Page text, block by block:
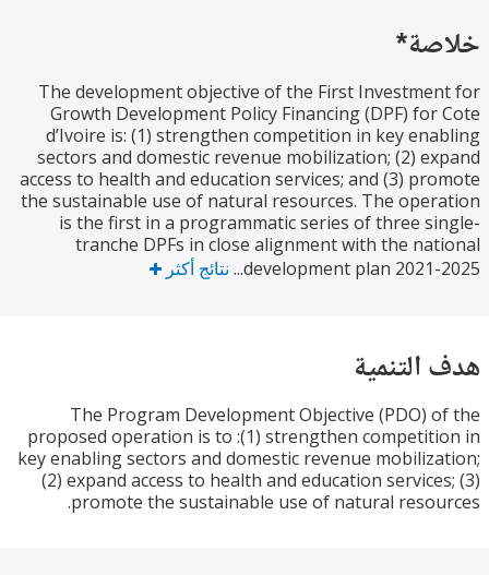
The development objective of the First
Growth Development Policy Financing (DPF)
d’Ivoire is: (1) strengthen competition in key
sectors and domestic revenue mobilization; (2)
access to health and education services; and (3)
the sustainable use of natural resources. The
is the first in a programmatic series of three
tranche DPFs in close alignment with the
development plan 2021-
نتائج أكثر
The Program Development Objective (PDO)
proposed operation is to :(1) strengthen
key enabling sectors and domestic revenue
(2) expand access to health and education
promote the sustainable use of natural